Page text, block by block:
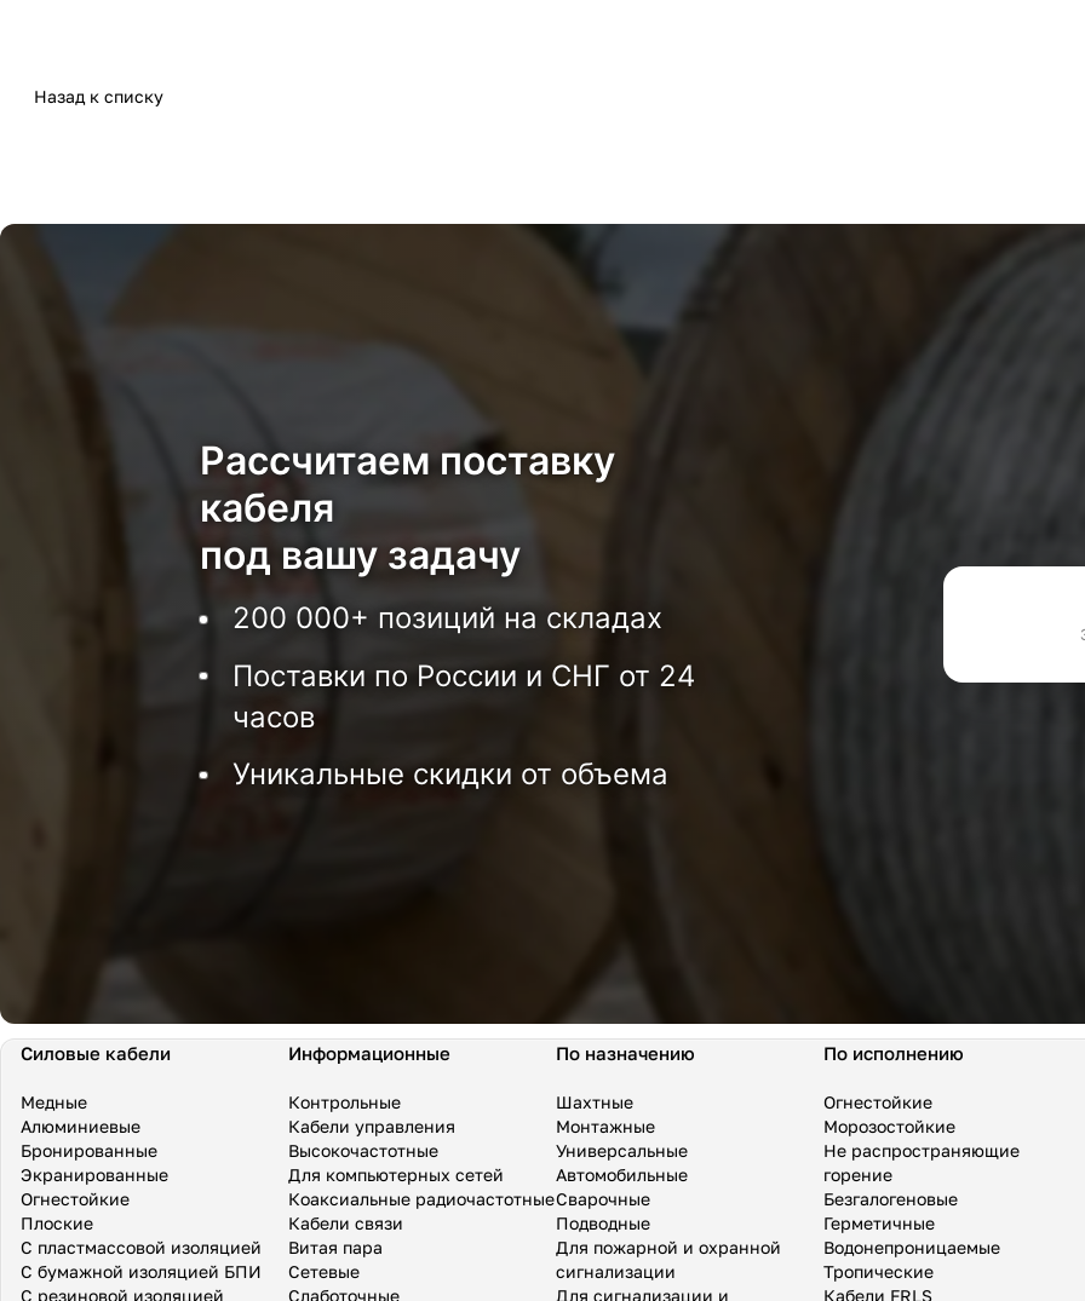
Назад к списку
Рассчитаем поставку
кабеля
под вашу задачу
200 000+ позиций на складах
Поставки по России и СНГ от 24
часов
Уникальные скидки от объема
Силовые кабели
Медные
Алюминиевые
Бронированные
Экранированные
Огнестойкие
Плоские
С пластмассовой изоляцией
С бумажной изоляцией БПИ
С резиновой изоляцией
Информационные
Контрольные
Кабели управления
Высокочастотные
Для компьютерных сетей
Коаксиальные радиочастотные
Кабели связи
Витая пара
Сетевые
Слаботочные
По назначению
Шахтные
Монтажные
Универсальные
Автомобильные
Сварочные
Подводные
Для пожарной и охранной
сигнализации
Для сигнализации и
По исполнению
Огнестойкие
Морозостойкие
Не распространяющие
горение
Безгалогеновые
Герметичные
Водонепроницаемые
Тропические
Кабели FRLS